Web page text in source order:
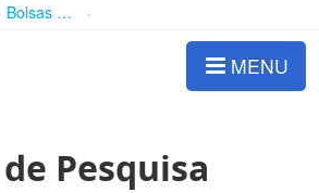
Bolsas e Auxílios Vigentes
MENU
Pesquisa